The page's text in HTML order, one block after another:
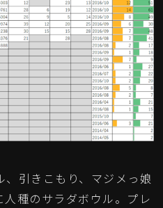
引きこもり、マジメっ娘
種のサラダボウル。プレ